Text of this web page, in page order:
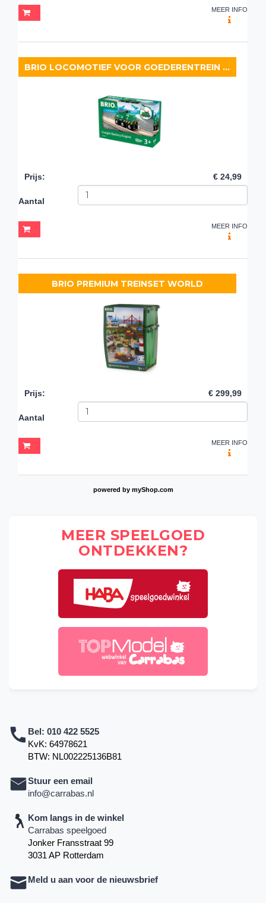
MEER INFO
BRIO LOCOMOTIEF VOOR GOEDERENTREIN OP BATTERIJEN
Prijs: € 24,99
Aantal
MEER INFO
BRIO PREMIUM TREINSET WORLD
Prijs: € 299,99
Aantal
MEER INFO
powered by myShop.com
MEER SPEELGOED
ONTDEKKEN?
Bel: 010 422 5525
KvK: 64978621
BTW: NL002225136B81
Stuur een email
info@carrabas.nl
Kom langs in de winkel
Carrabas speelgoed
Jonker Fransstraat 99
3031 AP Rotterdam
Meld u aan voor de nieuwsbrief